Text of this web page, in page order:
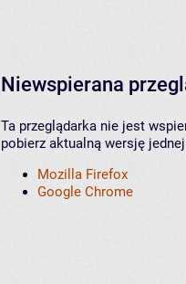
Niewspierana
Ta przeglądarka nie jest
pobierz aktualną wersję
Mozilla Firefox
Google Chrome